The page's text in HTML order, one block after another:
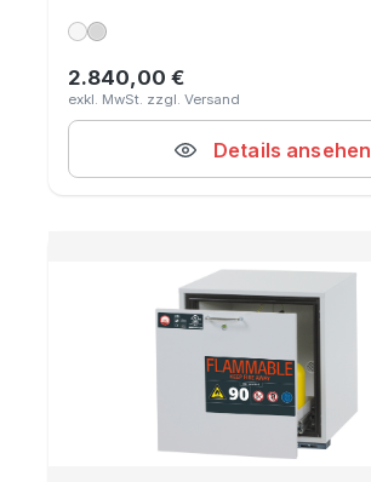
Regulärer Preis:
2.840,00 €
Details ansehen